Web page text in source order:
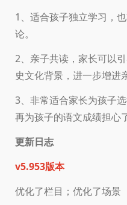
1、适合孩子独立学习，
论。
2、亲子共读，家长可以
史文化背景，进一步增进
3、非常适合家长为孩子
再为孩子的语文成绩担心
更新日志
v5.953版本
优化了栏目；优化了场景